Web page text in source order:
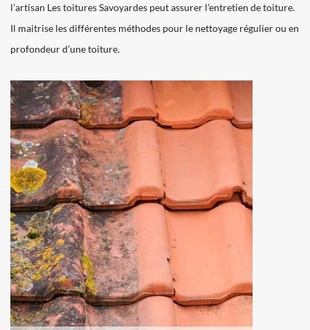
l’artisan Les toitures Savoyardes peut assurer l’entretien de toiture.
Il maitrise les différentes méthodes pour le nettoyage régulier ou en
profondeur d’une toiture.